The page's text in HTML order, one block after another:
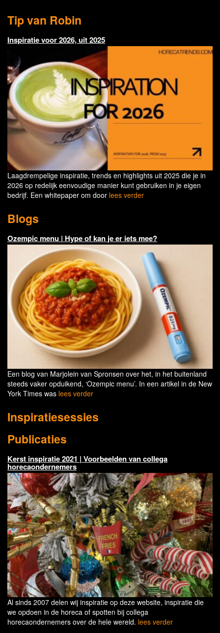
Tip van Robin
Inspiratie voor 2026, uit 2025
Laagdrempelige inspiratie, trends en highlights uit 2025 die je in
2026 op redelijk eenvoudige manier kunt gebruiken in je eigen
bedrijf. Een whitepaper om door lees verder
Blogs
Ozempic menu | Hype of kan je er iets mee?
Een blog van Marjolein van Spronsen over het, in het buitenland
steeds vaker opduikend, ‘Ozempic menu’. In een artikel in de New
York Times was lees verder
Inspiratiesessies
Publicaties
Kerst inspiratie 2021 | Voorbeelden van collega
horecaondernemers
Al sinds 2007 delen wij inspiratie op deze website, inspiratie die
we opdoen in de horeca of spotten bij collega
horecaondernemers over de hele wereld. lees verder